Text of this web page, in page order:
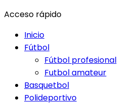
Acceso rápido
Inicio
Fútbol
Fútbol profesional
Futbol amateur
Basquetbol
Polideportivo